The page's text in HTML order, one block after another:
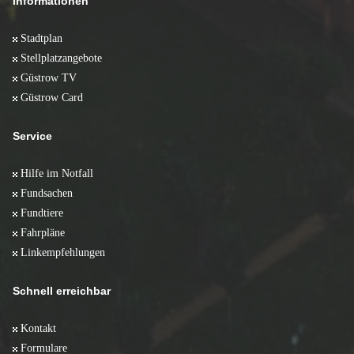
Stadtplan
Stellplatzangebote
Güstrow TV
Güstrow Card
Service
Hilfe im Notfall
Fundsachen
Fundtiere
Fahrpläne
Linkempfehlungen
Schnell erreichbar
Kontakt
Formulare